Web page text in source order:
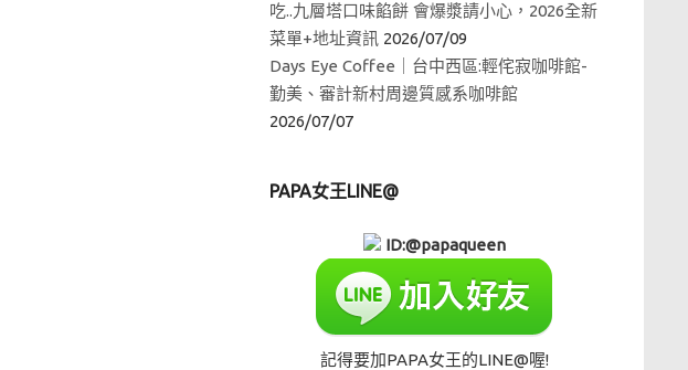
吃..九層塔口味餡餅 會爆漿請小心，2026全新
菜單+地址資訊 2026/07/09
Days Eye Coffee｜台中西區:輕侘寂咖啡館-
勤美、審計新村周邊質感系咖啡館
2026/07/07
PAPA女王LINE@
ID:@papaqueen
記得要加PAPA女王的LINE@喔!